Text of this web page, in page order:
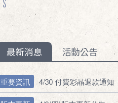
最新消息 活動公告
重要資訊 4/30 付費彩晶退款通知